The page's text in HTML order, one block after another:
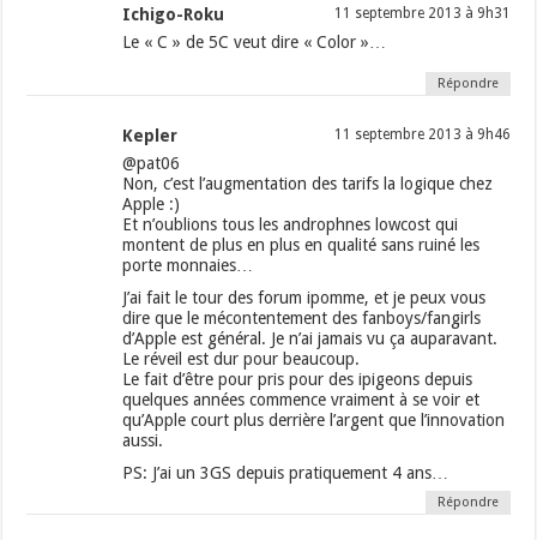
Ichigo-Roku 11 septembre 2013 à 9h31
Le « C » de 5C veut dire « Color »…
Répondre
Kepler 11 septembre 2013 à 9h46
@pat06
Non, c’est l’augmentation des tarifs la logique chez
Apple :)
Et n’oublions tous les androphnes lowcost qui
montent de plus en plus en qualité sans ruiné les
porte monnaies…
J’ai fait le tour des forum ipomme, et je peux vous
dire que le mécontentement des fanboys/fangirls
d’Apple est général. Je n’ai jamais vu ça auparavant.
Le réveil est dur pour beaucoup.
Le fait d’être pour pris pour des ipigeons depuis
quelques années commence vraiment à se voir et
qu’Apple court plus derrière l’argent que l’innovation
aussi.
PS: J’ai un 3GS depuis pratiquement 4 ans…
Répondre